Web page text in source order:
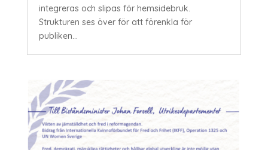
integreras och slipas för hemsidebruk.
Strukturen ses över för att förenkla för
publiken...